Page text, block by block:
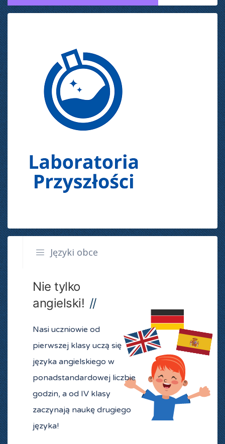
Języki obce
Nie tylko
angielski!
Nasi uczniowie od
pierwszej klasy uczą się
języka angielskiego w
ponadstandardowej liczbie
godzin, a od IV klasy
zaczynają naukę drugiego
języka!